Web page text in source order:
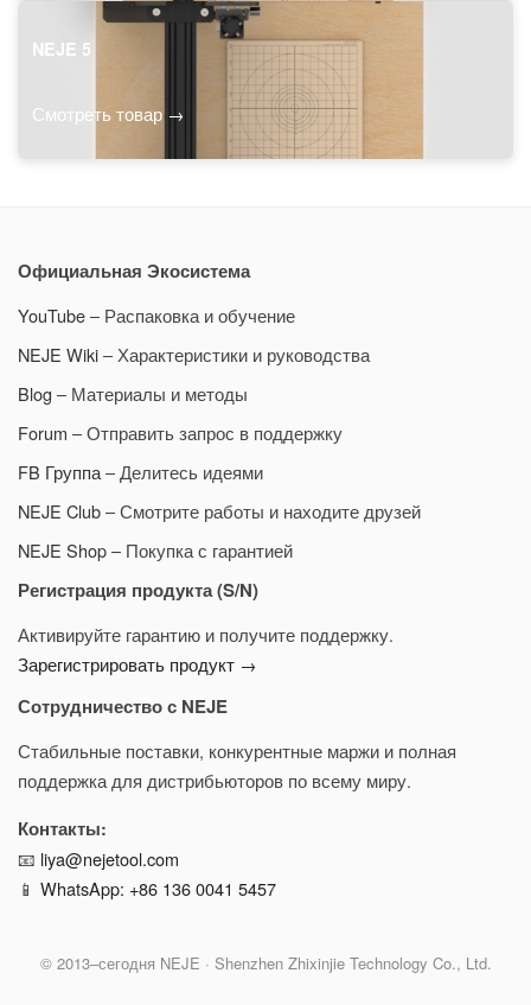
NEJE 5
Смотреть товар →
Официальная Экосистема
YouTube– Распаковка и обучение
NEJE Wiki– Характеристики и руководства
Blog – Материалы и методы
Forum – Отправить запрос в поддержку
FB Группа– Делитесь идеями
NEJE Club– Смотрите работы и находите друзей
NEJE Shop– Покупка с гарантией
Регистрация продукта (S/N)
Активируйте гарантию и получите поддержку.
Зарегистрировать продукт →
Сотрудничество с NEJE
Стабильные поставки, конкурентные маржи и полная
поддержка для дистрибьюторов по всему миру.
Контакты:
📧 liya@nejetool.com
📱 WhatsApp: +86 136 0041 5457
© 2013–сегодня NEJE · Shenzhen Zhixinjie Technology Co., Ltd.